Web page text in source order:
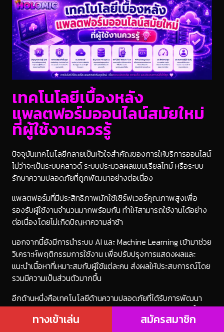
เทคโนโลยีเบื้องหลัง
แพลตฟอร์มออนไลน์สมัยใหม่
ที่ผู้ใช้งานควรรู้
ปัจจุบันเทคโนโลยีกลายเป็นหัวใจสำคัญของการให้บริการออนไลน์
ไม่ว่าจะเป็นระบบคลาวด์ ระบบประมวลผลแบบเรียลไทม์ หรือระบบ
รักษาความปลอดภัยที่ถูกพัฒนาอย่างต่อเนื่อง
แพลตฟอร์มที่มีประสิทธิภาพมักใช้เซิร์ฟเวอร์คุณภาพสูงเพื่อ
รองรับผู้ใช้งานจำนวนมากพร้อมกัน ทำให้สามารถใช้งานได้อย่าง
ต่อเนื่องโดยไม่เกิดปัญหาความล่าช้า
นอกจากนี้ยังมีการนำระบบ AI และ Machine Learning เข้ามาช่วย
วิเคราะห์พฤติกรรมการใช้งาน เพื่อปรับปรุงการแสดงผลและ
แนะนำเนื้อหาที่เหมาะสมกับผู้ใช้แต่ละคน ส่งผลให้ประสบการณ์โดย
รวมมีความเป็นส่วนตัวมากขึ้น
อีกด้านหนึ่งคือเทคโนโลยีด้านความปลอดภัยที่ได้รับการพัฒนา
อย่างก้าวกระโดด การเข้ารหัสข้อมูล การยืนยันตัวตนหลายขั้น
ตอน และการตรวจสอบธุรกรรมอัตโนมัติ ล้วนเป็นส่วนสำคัญที่
ทางเข้าเล่น สมัครสมาชิก